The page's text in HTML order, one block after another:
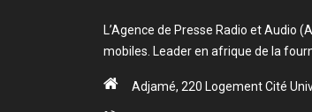
L’Agence de Presse Radio et Audio
mobiles. Leader en afrique de la
Adjamé, 220 Logement Cité